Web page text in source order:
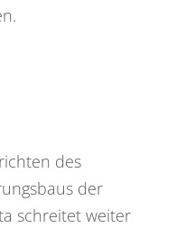
des
der
schreitet weiter